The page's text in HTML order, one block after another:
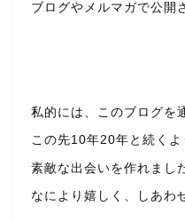
ブログやメルマガで公開
私的には、このブログを
この先10年20年と続くよ
素敵な出会いを作れまし
なにより嬉しく、しあわ